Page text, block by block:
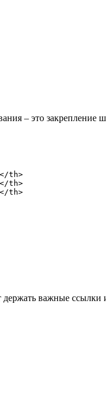
– это закрепление
th>
th>
th>
важные ссылки